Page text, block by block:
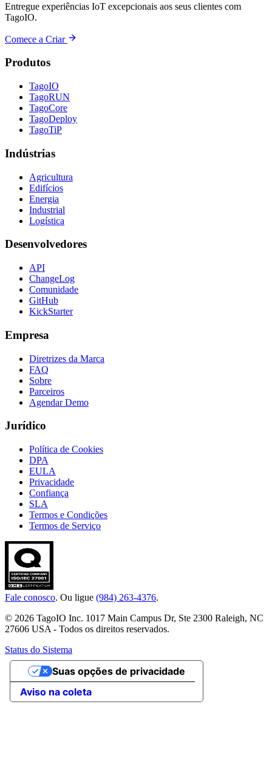
Entregue experiências IoT excepcionais aos seus clientes com
TagoIO.
Comece a Criar
Produtos
TagoIO
TagoRUN
TagoCore
TagoDeploy
TagoTiP
Indústrias
Agricultura
Edifícios
Energia
Industrial
Logística
Desenvolvedores
API
ChangeLog
Comunidade
GitHub
KickStarter
Empresa
Diretrizes da Marca
FAQ
Sobre
Parceiros
Agendar Demo
Jurídico
Política de Cookies
DPA
EULA
Privacidade
Confiança
SLA
Termos e Condições
Termos de Serviço
Fale conosco. Ou ligue (984) 263-4376.
© 2026 TagoIO Inc. 1017 Main Campus Dr, Ste 2300 Raleigh, NC
27606 USA - Todos os direitos reservados.
Status do Sistema
Aviso na coleta
Suas opções de privacidade